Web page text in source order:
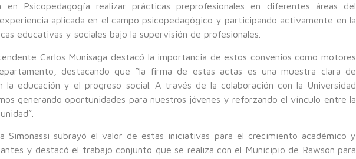
en Psicopedagogía realizar prácticas preprofesionales en diferentes áreas del
aplicada en el campo psicopedagógico y participando activamente en la
educativas y sociales bajo la supervisión de profesionales.
Carlos Munisaga destacó la importancia de estos convenios como motores
destacando que “la firma de estas actas es una muestra clara de
la educación y el progreso social. A través de la colaboración con la Universidad
generando oportunidades para nuestros jóvenes y reforzando el vínculo entre la
Simonassi subrayó el valor de estas iniciativas para el crecimiento académico y
y destacó el trabajo conjunto que se realiza con el Municipio de Rawson para